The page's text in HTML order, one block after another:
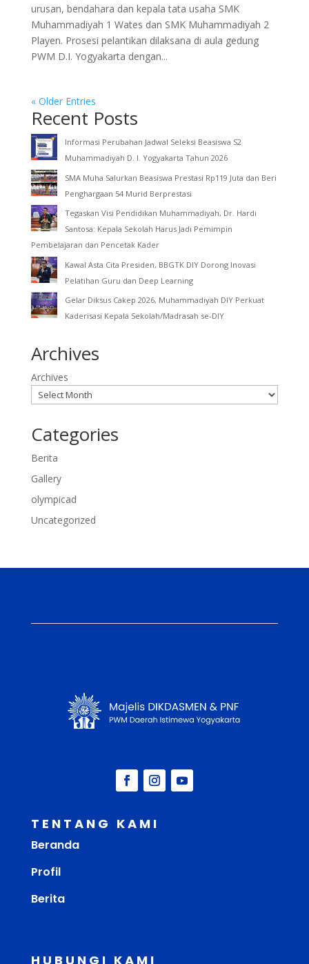
urusan, bendahara dan kepala tata usaha SMK
Muhammadiyah 1 Wates dan SMK Muhammadiyah 2
Playen. Prosesi pelantikan dilaksana di aula gedung
PWM D.I. Yogyakarta dengan...
« Older Entries
Recent Posts
Informasi Perubahan Jadwal Seleksi Beasiswa S2
Muhammadiyah D. I. Yogyakarta Tahun 2026
SMA Muha Salurkan Beasiswa Prestasi Rp119 Juta dan Beri
Penghargaan 54 Murid Berprestasi
Tegaskan Visi Pendidikan Muhammadiyah, Dr. Hardi
Santosa: Kepala Sekolah Harus Jadi Pemimpin
Pembelajaran dan Pencetak Kader
Kawal Asta Cita Presiden, BBGTK DIY Dorong Inovasi
Pelatihan Guru dan Deep Learning
Gelar Diksus Cakep 2026, Muhammadiyah DIY Perkuat
Kaderisasi Kepala Sekolah/Madrasah se-DIY
Archives
Archives
Categories
Berita
Gallery
olympicad
Uncategorized
TENTANG KAMI
Beranda
Profil
Berita
HUBUNGI KAMI